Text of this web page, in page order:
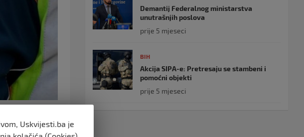
Bosne i
učesnike u
Demantij Federalnog ministarstva
unutrašnjih poslova
prije 5 mjeseci
BIH
Akcija SIPA-e: Pretresaju se stambeni i
pomoćni objekti
prije 5 mjeseci
Uskvijesti.ba je